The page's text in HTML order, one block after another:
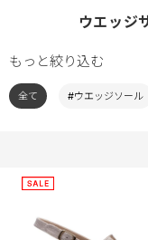
ウエッジ
もっと絞り込む
全て #ウエッジソール